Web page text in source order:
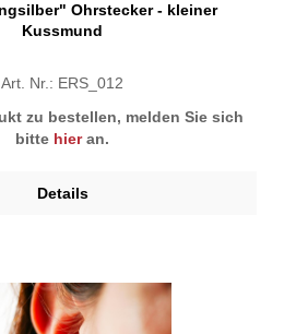
Ohrstecker - kleiner
Kussmund
Art. Nr.: ERS_012
zu bestellen, melden Sie sich
bitte hieran.
Details